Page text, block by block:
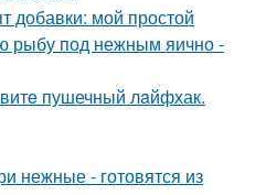
добавки: мой простой
рыбу под нежным яично -
пушечный лaйфхак.
нежные - готовятся из